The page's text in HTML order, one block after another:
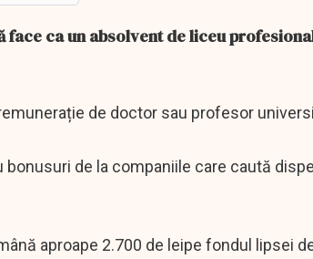
ca un absolvent de liceu
de doctor sau profesor
de la companiile care caută
aproape 2.700 de leipe fondul lipsei